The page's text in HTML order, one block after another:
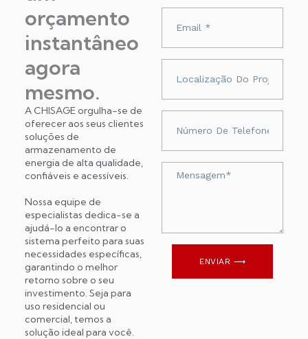
orçamento
instantâneo
agora
mesmo.
A CHISAGE orgulha-se de
oferecer aos seus clientes
soluções de
armazenamento de
energia de alta qualidade,
confiáveis ​​e acessíveis.
Nossa equipe de
especialistas dedica-se a
ajudá-lo a encontrar o
sistema perfeito para suas
necessidades específicas,
garantindo o melhor
retorno sobre o seu
investimento. Seja para
uso residencial ou
comercial, temos a
solução ideal para você.
telefonu
ENVIAR ⟶